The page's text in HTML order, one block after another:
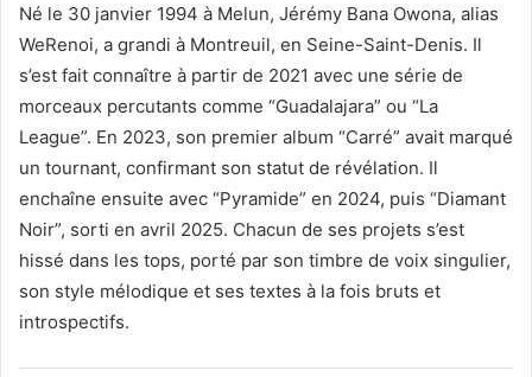
Né le 30 janvier 1994 à Melun, Jérémy Bana Owona, alias
WeRenoi, a grandi à Montreuil, en Seine-Saint-Denis. Il
s’est fait connaître à partir de 2021 avec une série de
morceaux percutants comme “Guadalajara” ou “La
League”. En 2023, son premier album “Carré” avait marqué
un tournant, confirmant son statut de révélation. Il
enchaîne ensuite avec “Pyramide” en 2024, puis “Diamant
Noir”, sorti en avril 2025. Chacun de ses projets s’est
hissé dans les tops, porté par son timbre de voix singulier,
son style mélodique et ses textes à la fois bruts et
introspectifs.